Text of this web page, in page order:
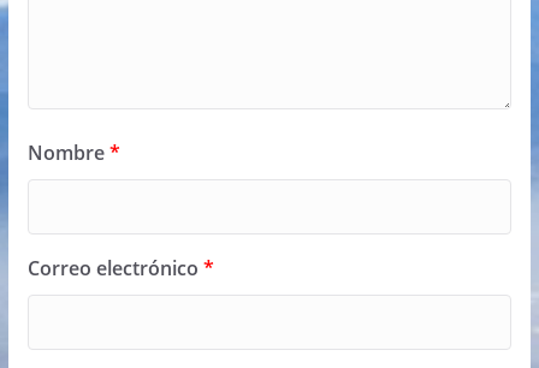
Nombre*
Correo electrónico *